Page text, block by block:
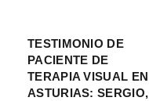
TESTIMONIO DE
PACIENTE DE
TERAPIA VISUAL EN
ASTURIAS: SERGIO,